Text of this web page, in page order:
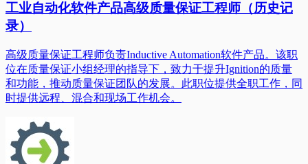
工业自动化软件产品高级质量保证工程师（历史记
录）
高级质量保证工程师负责Inductive Automation软件产品。该职
位在质量保证小组经理的指导下，致力于提升Ignition的质量
和功能，推动质量保证团队的发展。此职位提供全职工作，同
时提供远程、混合和现场工作机会。